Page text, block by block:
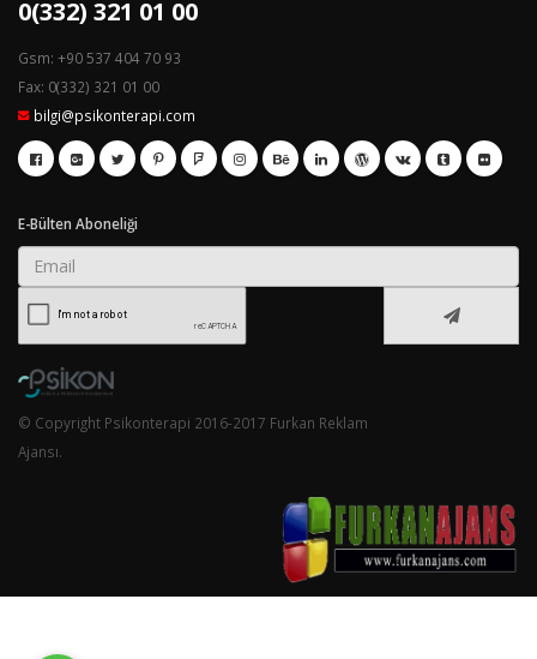
0(332) 321 01 00
Gsm: +90 537 404 70 93
Fax: 0(332) 321 01 00
bilgi@psikonterapi.com
E-Bülten Aboneliği
© Copyright Psikonterapi 2016-2017 Furkan Reklam
Ajansı.